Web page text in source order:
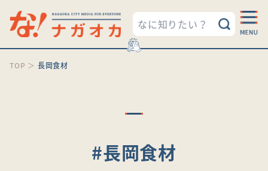
TOP ＞ 長岡食材
#長岡食材